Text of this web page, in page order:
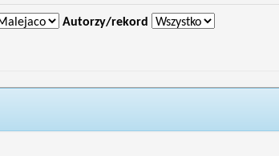
Autorzy/rekord